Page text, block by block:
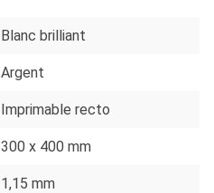
Blanc brilliant
Argent
Imprimable recto
300 x 400 mm
1,15 mm